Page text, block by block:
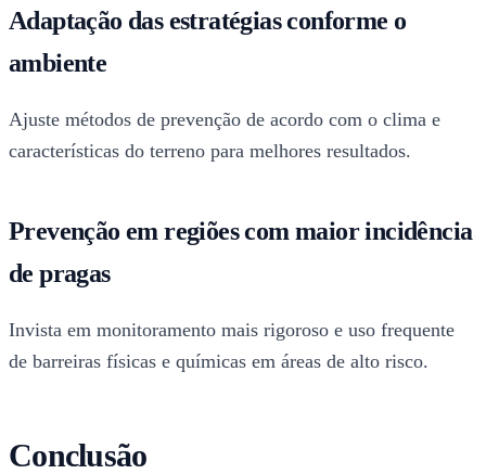
Adaptação das estratégias conforme o
ambiente
Ajuste métodos de prevenção de acordo com o clima e
características do terreno para melhores resultados.
Prevenção em regiões com maior incidência
de pragas
Invista em monitoramento mais rigoroso e uso frequente
de barreiras físicas e químicas em áreas de alto risco.
Conclusão